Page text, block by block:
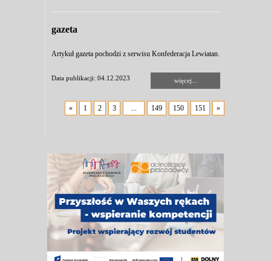
gazeta
Artykuł gazeta pochodzi z serwisu Konfederacja Lewiatan.
Data publikacji: 04.12.2023 więcej...
« 1 2 3 ... 149 150 151 »